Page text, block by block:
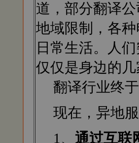
道，部分翻译
地域限制，各
日常生活。人
仅仅是身边的
翻译行业终于
现在，异地服
1、 通过互联